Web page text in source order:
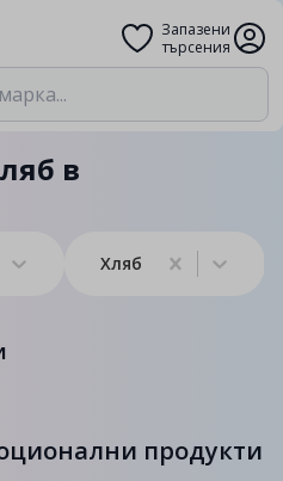
Запазени
търсения
в
Хляб
продукти